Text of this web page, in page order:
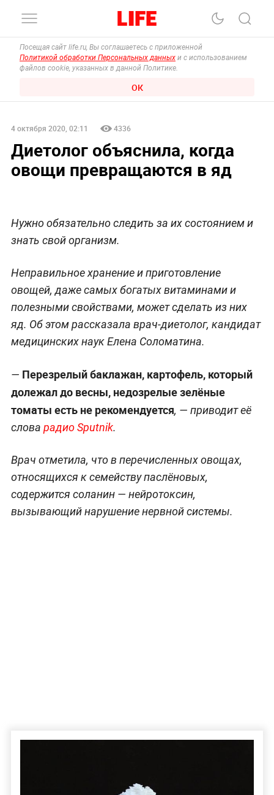
Посещая сайт life.ru, Вы соглашаетесь с приложенной
Политикой обработки Персональных данных и с использованием
файлов cookie, указанных в данной Политике.
ОК
4 октября 2020, 02:11 4336
Диетолог объяснила, когда
овощи превращаются в яд
Нужно обязательно следить за их состоянием и
знать свой организм.
Неправильное хранение и приготовление
овощей, даже самых богатых витаминами и
полезными свойствами, может сделать из них
яд. Об этом рассказала врач-диетолог, кандидат
медицинских наук Елена Соломатина.
— Перезрелый баклажан, картофель, который
долежал до весны, недозрелые зелёные
томаты есть не рекомендуется, — приводит её
слова радио Sputnik.
Врач отметила, что в перечисленных овощах,
относящихся к семейству паслёновых,
содержится соланин — нейротоксин,
вызывающий нарушение нервной системы.